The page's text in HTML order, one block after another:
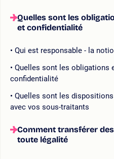
Quelles sont les
et confidentialité
Qui est responsable - la
Quelles sont les obligations
confidentialité
Quelles sont les
avec vos sous-traitants
Comment transférer
toute légalité